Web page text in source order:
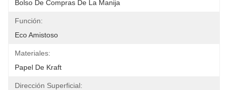
Bolso De Compras De La Manija
Función:
Eco Amistoso
Materiales:
Papel De Kraft
Dirección Superficial: